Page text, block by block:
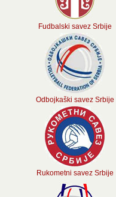
Fudbalski savez Srbije
Odbojkaški savez Srbije
Rukometni savez Srbije